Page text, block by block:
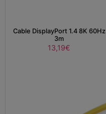
Cable DisplayPort 1.4 8K 60Hz
3m
13,19€